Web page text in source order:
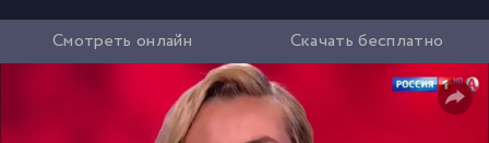
Смотреть онлайн Скачать бесплатно